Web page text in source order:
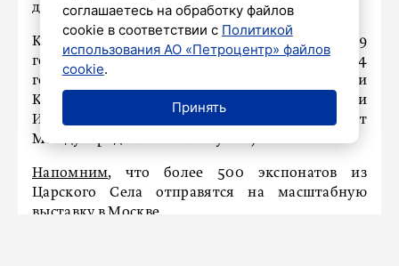
декоративного убранства.
Конкурс «Музейный олимп» существует с 2009
года, в 2024 году он стал всероссийским. В 2024
году учредителями конкурса выступили
Комитет по культуре Санкт-Петербурга и
ИКОМ России (Российский комитет
Международного совета музеев).
Напомним, что более 500 экспонатов из
Царского Села отправятся на масштабную
выставку в Москве.
соглашаетесь на обработку файлов
cookie в соответствии с Политикой
использования АО «Петроцентр» файлов
cookie.
Принять